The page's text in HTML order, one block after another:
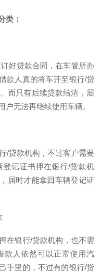
类：
好贷款合同，在车管所办
款人真的将车开至银行/贷
而只有后续贷款结清，届
户无法再继续使用车辆。
/贷款机构，不过客户需要
记证书押在银行/贷款机
届时才能拿回车辆登记证
在银行/贷款机构，也不需
款人依然可以正常使用汽
手里的，不过有的银行/贷